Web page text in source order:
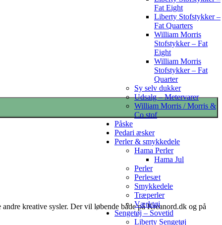
Fat Eight
Liberty Stofstykker –
Fat Quarters
William Morris
Stofstykker – Fat
Eight
William Morris
Stofstykker – Fat
Quarter
Sy selv dukker
Udsalg – Metervarer
William Morris / Morris &
Co stof
Påske
Pedari æsker
Perler & smykkedele
Hama Perler
Hama Jul
Perler
Perlesæt
Smykkedele
Træperler
Værktøj
Sengetøj – Sovetid
Liberty Sengetøj
kreative sysler. Der vil løbende både på Kreanord.dk og på